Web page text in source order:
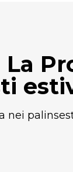
nei